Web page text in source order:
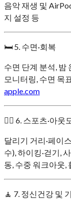
음악 재생 및
지 설정 등
🛏 5. 수면·회복
수면 단계 분석, 밤
모니터링, 수면 목
apple.com
🚴‍♂️ 6. 스포츠·아웃
달리기 거리·페이
수), 하이킹·걷기,
동, 수중 워크아웃,
🧘 7. 정신건강 및